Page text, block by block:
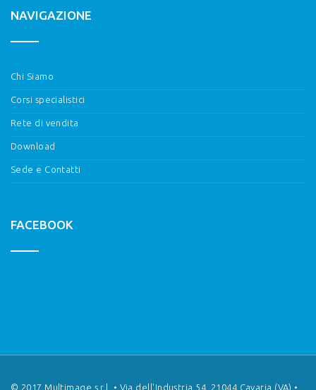
NAVIGAZIONE
Chi Siamo
Corsi specialistici
Rete di vendita
Download
Sede e Contatti
FACEBOOK
© 2017 Multimage s.r.l. • Via dell'Industria 54, 21044 Cavaria (VA) •